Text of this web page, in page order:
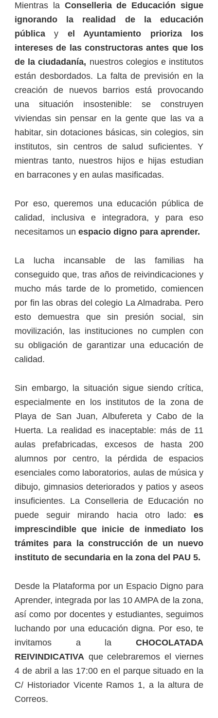
Mientras la Conselleria de Educación sigue
ignorando la realidad de la educación
públicay el Ayuntamiento prioriza los
intereses de las constructoras antes que los
de la ciudadanía, nuestros colegios e institutos
están desbordados. La falta de previsión en la
creación de nuevos barrios está provocando
una situación insostenible: se construyen
viviendas sin pensar en la gente que las va a
habitar, sin dotaciones básicas, sin colegios, sin
institutos, sin centros de salud suficientes. Y
mientras tanto, nuestros hijos e hijas estudian
en barracones y en aulas masificadas.
Por eso, queremos una educación pública de
calidad, inclusiva e integradora, y para eso
necesitamos un espacio digno para aprender.
La lucha incansable de las familias ha
conseguido que, tras años de reivindicaciones y
mucho más tarde de lo prometido, comiencen
por fin las obras del colegio La Almadraba. Pero
esto demuestra que sin presión social, sin
movilización, las instituciones no cumplen con
su obligación de garantizar una educación de
calidad.
Sin embargo, la situación sigue siendo crítica,
especialmente en los institutos de la zona de
Playa de San Juan, Albufereta y Cabo de la
Huerta. La realidad es inaceptable: más de 11
aulas prefabricadas, excesos de hasta 200
alumnos por centro, la pérdida de espacios
esenciales como laboratorios, aulas de música y
dibujo, gimnasios deteriorados y patios y aseos
insuficientes. La Conselleria de Educación no
puede seguir mirando hacia otro lado: es
imprescindible que inicie de inmediato los
trámites para la construcción de un nuevo
instituto de secundaria en la zona del PAU 5.
Desde la Plataforma por un Espacio Digno para
Aprender, integrada por las 10 AMPA de la zona,
así como por docentes y estudiantes, seguimos
luchando por una educación digna. Por eso, te
invitamos a la CHOCOLATADA
REIVINDICATIVA que celebraremos el viernes
4 de abril a las 17:00 en el parque situado en la
C/ Historiador Vicente Ramos 1, a la altura de
Correos.